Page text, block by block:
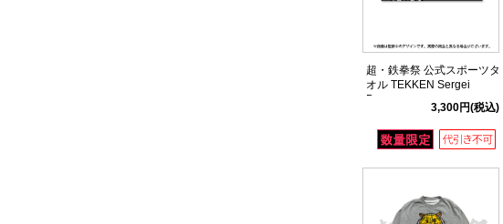
超・鉄拳祭 公式スポーツタ
オル TEKKEN Sergei
Dragunov
3,300円(税込)